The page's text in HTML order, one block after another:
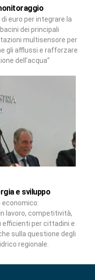
euro per integrare la
dei principali
multisensore per
gli afflussi e rafforzare
dell’acqua”
e sviluppo
economico:
lavoro, competitività,
efficienti per cittadini e
sulla questione degli
regionale.